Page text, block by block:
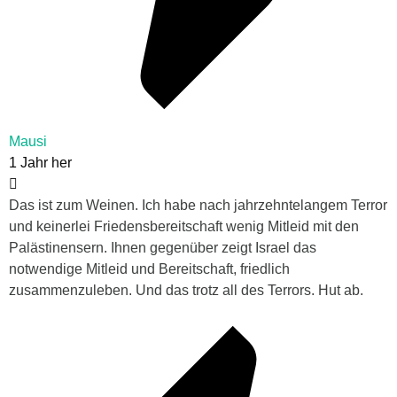
Mausi
1 Jahr her
Das ist zum Weinen. Ich habe nach jahrzehntelangem Terror
und keinerlei Friedensbereitschaft wenig Mitleid mit den
Palästinensern. Ihnen gegenüber zeigt Israel das
notwendige Mitleid und Bereitschaft, friedlich
zusammenzuleben. Und das trotz all des Terrors. Hut ab.